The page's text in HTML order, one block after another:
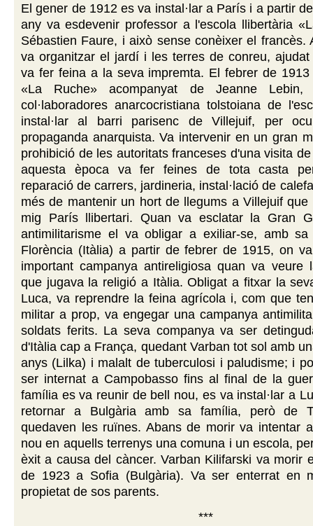
El gener de 1912 es va instal·lar a París i a partir
any va esdevenir professor a l'escola llibertària
Sébastien Faure, i això sense conèixer el francès.
va organitzar el jardí i les terres de conreu,
va fer feina a la seva impremta. El febrer de
«La Ruche» acompanyat de Jeanne
col·laboradores anarcocristiana tolstoiana de
instal·lar al barri parisenc de Villejuif, per
propaganda anarquista. Va intervenir en un gran
prohibició de les autoritats franceses d'una visita
aquesta època va fer feines de tota casta
reparació de carrers, jardineria, instal·lació de
més de mantenir un hort de llegums a Villejuif que
mig París llibertari. Quan va esclatar la Gran
antimilitarisme el va obligar a exiliar-se, amb sa
Florència (Itàlia) a partir de febrer de 1915, on
important campanya antireligiosa quan va veure
que jugava la religió a Itàlia. Obligat a fitxar la
Luca, va reprendre la feina agrícola i, com que
militar a prop, va engegar una campanya
soldats ferits. La seva companya va ser
d'Itàlia cap a França, quedant Varban tot sol amb
anys (Lilka) i malalt de tuberculosi i paludisme; i
ser internat a Campobasso fins al final de la
família es va reunir de bell nou, es va instal·lar a
retornar a Bulgària amb sa família, però de
quedaven les ruïnes. Abans de morir va intentar
nou en aquells terrenys una comuna i un escola,
èxit a causa del càncer. Varban Kilifarski va morir
de 1923 a Sofia (Bulgària). Va ser enterrat en
propietat de sos parents.
***